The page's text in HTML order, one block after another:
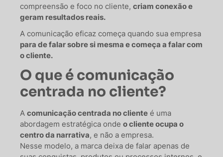
compreensão e foco no cliente, criam conexão e
geram resultados reais.
A comunicação eficaz começa quando sua empresa
para de falar sobre si mesma e começa a falar com
o cliente.
O que é comunicação
centrada no cliente?
A comunicação centrada no cliente é uma
abordagem estratégica onde o cliente ocupa o
centro da narrativa, e não a empresa.
Nesse modelo, a marca deixa de falar apenas de